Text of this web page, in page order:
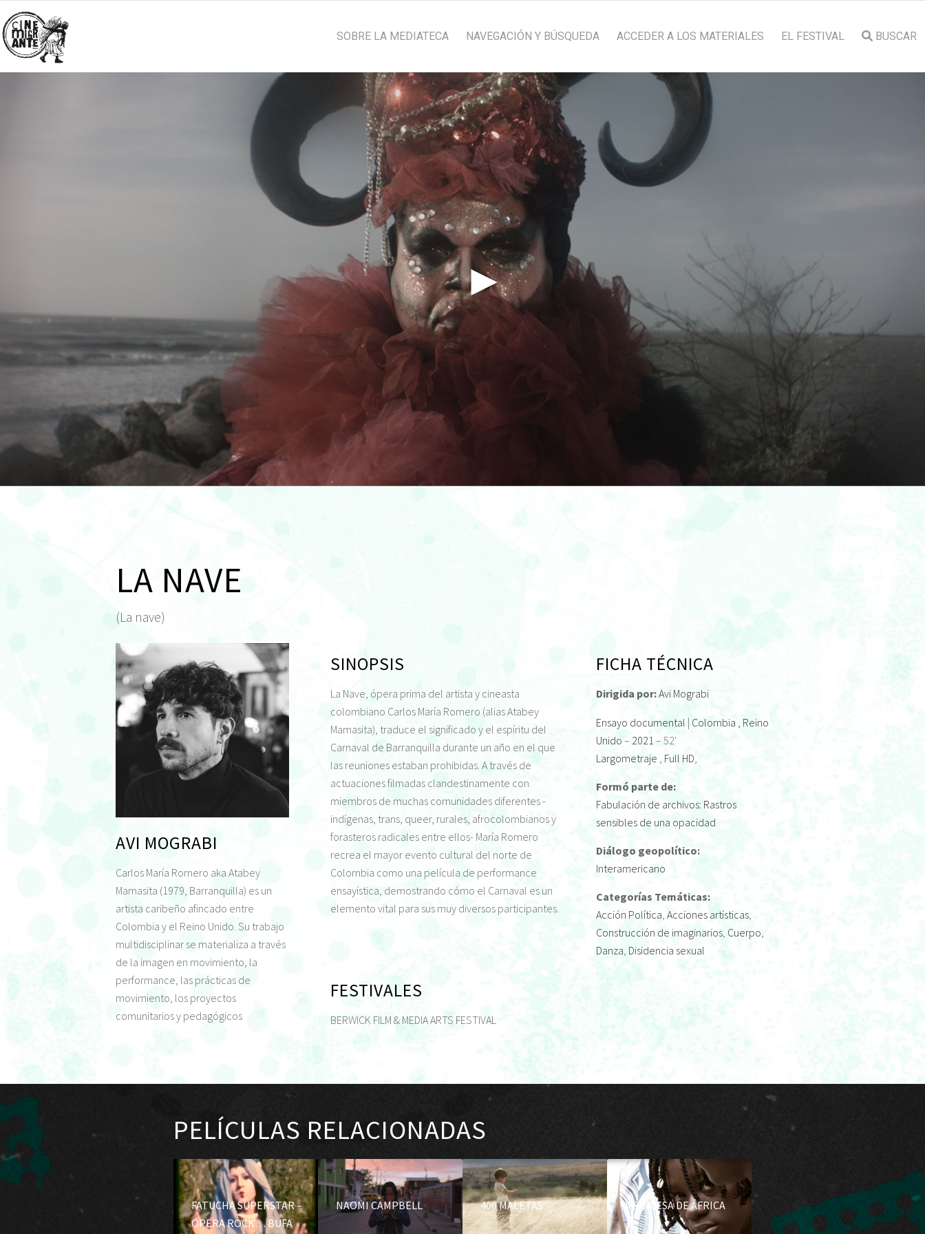
SOBRE LA MEDIATECA NAVEGACIÓN Y BÚSQUEDA ACCEDER A LOS MATERIALES EL FESTIVAL BUSCAR
►
LA NAVE
(La nave)
AVI MOGRABI
Carlos María Romero aka Atabey
Mamasita (1979, Barranquilla) es un
artista caribeño afincado entre
Colombia y el Reino Unido. Su trabajo
multidisciplinar se materializa a través
de la imagen en movimiento, la
performance, las prácticas de
movimiento, los proyectos
comunitarios y pedagógicos
SINOPSIS
La Nave, ópera prima del artista y cineasta
colombiano Carlos María Romero (alias Atabey
Mamasita), traduce el significado y el espíritu del
Carnaval de Barranquilla durante un año en el que
las reuniones estaban prohibidas. A través de
actuaciones filmadas clandestinamente con
miembros de muchas comunidades diferentes -
indígenas, trans, queer, rurales, afrocolombianos y
forasteros radicales entre ellos- María Romero
recrea el mayor evento cultural del norte de
Colombia como una película de performance
ensayística, demostrando cómo el Carnaval es un
elemento vital para sus muy diversos participantes.
FICHA TÉCNICA
Dirigida por:Avi Mograbi
Ensayo documental | Colombia , Reino
Unido– 2021– 52'
Largometraje , Full HD,
Formó parte de:
Fabulación de archivos: Rastros
sensibles de una opacidad
Diálogo geopolítico:
Interamericano
Categorías Temáticas:
Acción Política, Acciones artísticas,
Construcción de imaginarios, Cuerpo,
Danza, Disidencia sexual
FESTIVALES
BERWICK FILM & MEDIA ARTS FESTIVAL
PELÍCULAS RELACIONADAS
FATUCHA SUPERSTAR –
ÓPERA ROCK… BUFA
NAOMI CAMPBELL 400 MALETAS PRINCESA DE ÁFRICA